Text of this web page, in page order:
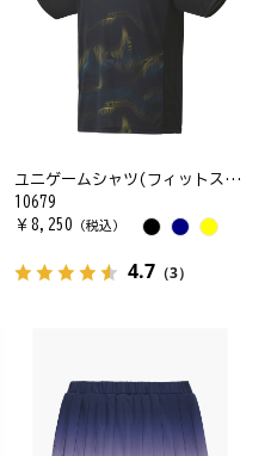
ユニゲームシャツ(フィットスタイル)
10679
￥ 8,250 （税込）
4.7（3）